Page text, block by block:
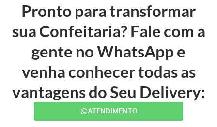
Pronto para transformar
sua Confeitaria? Fale com a
gente no WhatsApp e
venha conhecer todas as
vantagens do Seu Delivery:
ATENDIMENTO